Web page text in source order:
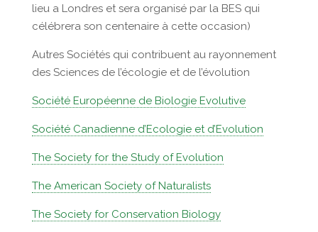
lieu a Londres et sera organisé par la BES qui
célébrera son centenaire à cette occasion)
Autres Sociétés qui contribuent au rayonnement
des Sciences de l’écologie et de l’évolution
Société Européenne de Biologie Evolutive
Société Canadienne d’Ecologie et d’Evolution
The Society for the Study of Evolution
The American Society of Naturalists
The Society for Conservation Biology